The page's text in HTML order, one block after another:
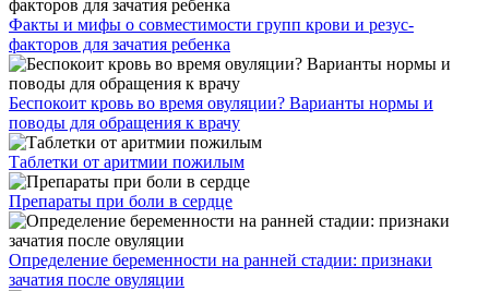
Факты и мифы о совместимости групп крови и резус-
факторов для зачатия ребенка
Беспокоит кровь во время овуляции? Варианты нормы и
поводы для обращения к врачу
Таблетки от аритмии пожилым
Препараты при боли в сердце
Определение беременности на ранней стадии: признаки
зачатия после овуляции